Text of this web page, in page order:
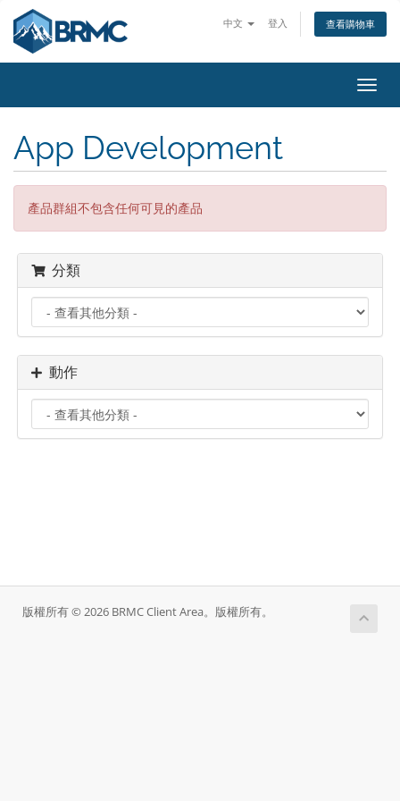
中文 登入 查看購物車
切
換
App Development
產品群組不包含任何可見的產品
分類
動作
版權所有 © 2026 BRMC Client Area。版權所有。